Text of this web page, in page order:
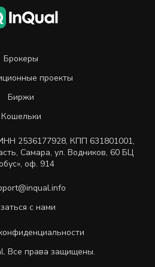
Брокеры
проекты
Биржи
Кошельки
2536177928, КПП 631801001,
Самара, ул. Водников, 60 БЦ
оф. 914
с нами
Все права защищены.